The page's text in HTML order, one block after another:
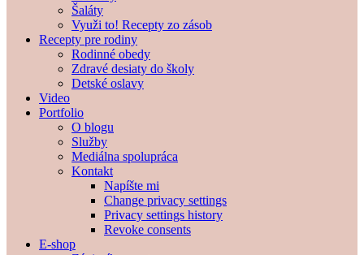
Šaláty
Využi to! Recepty zo zásob
Recepty pre rodiny
Rodinné obedy
Zdravé desiaty do školy
Detské oslavy
Video
Portfolio
O blogu
Služby
Mediálna spolupráca
Kontakt
Napíšte mi
Change privacy settings
Privacy settings history
Revoke consents
E-shop